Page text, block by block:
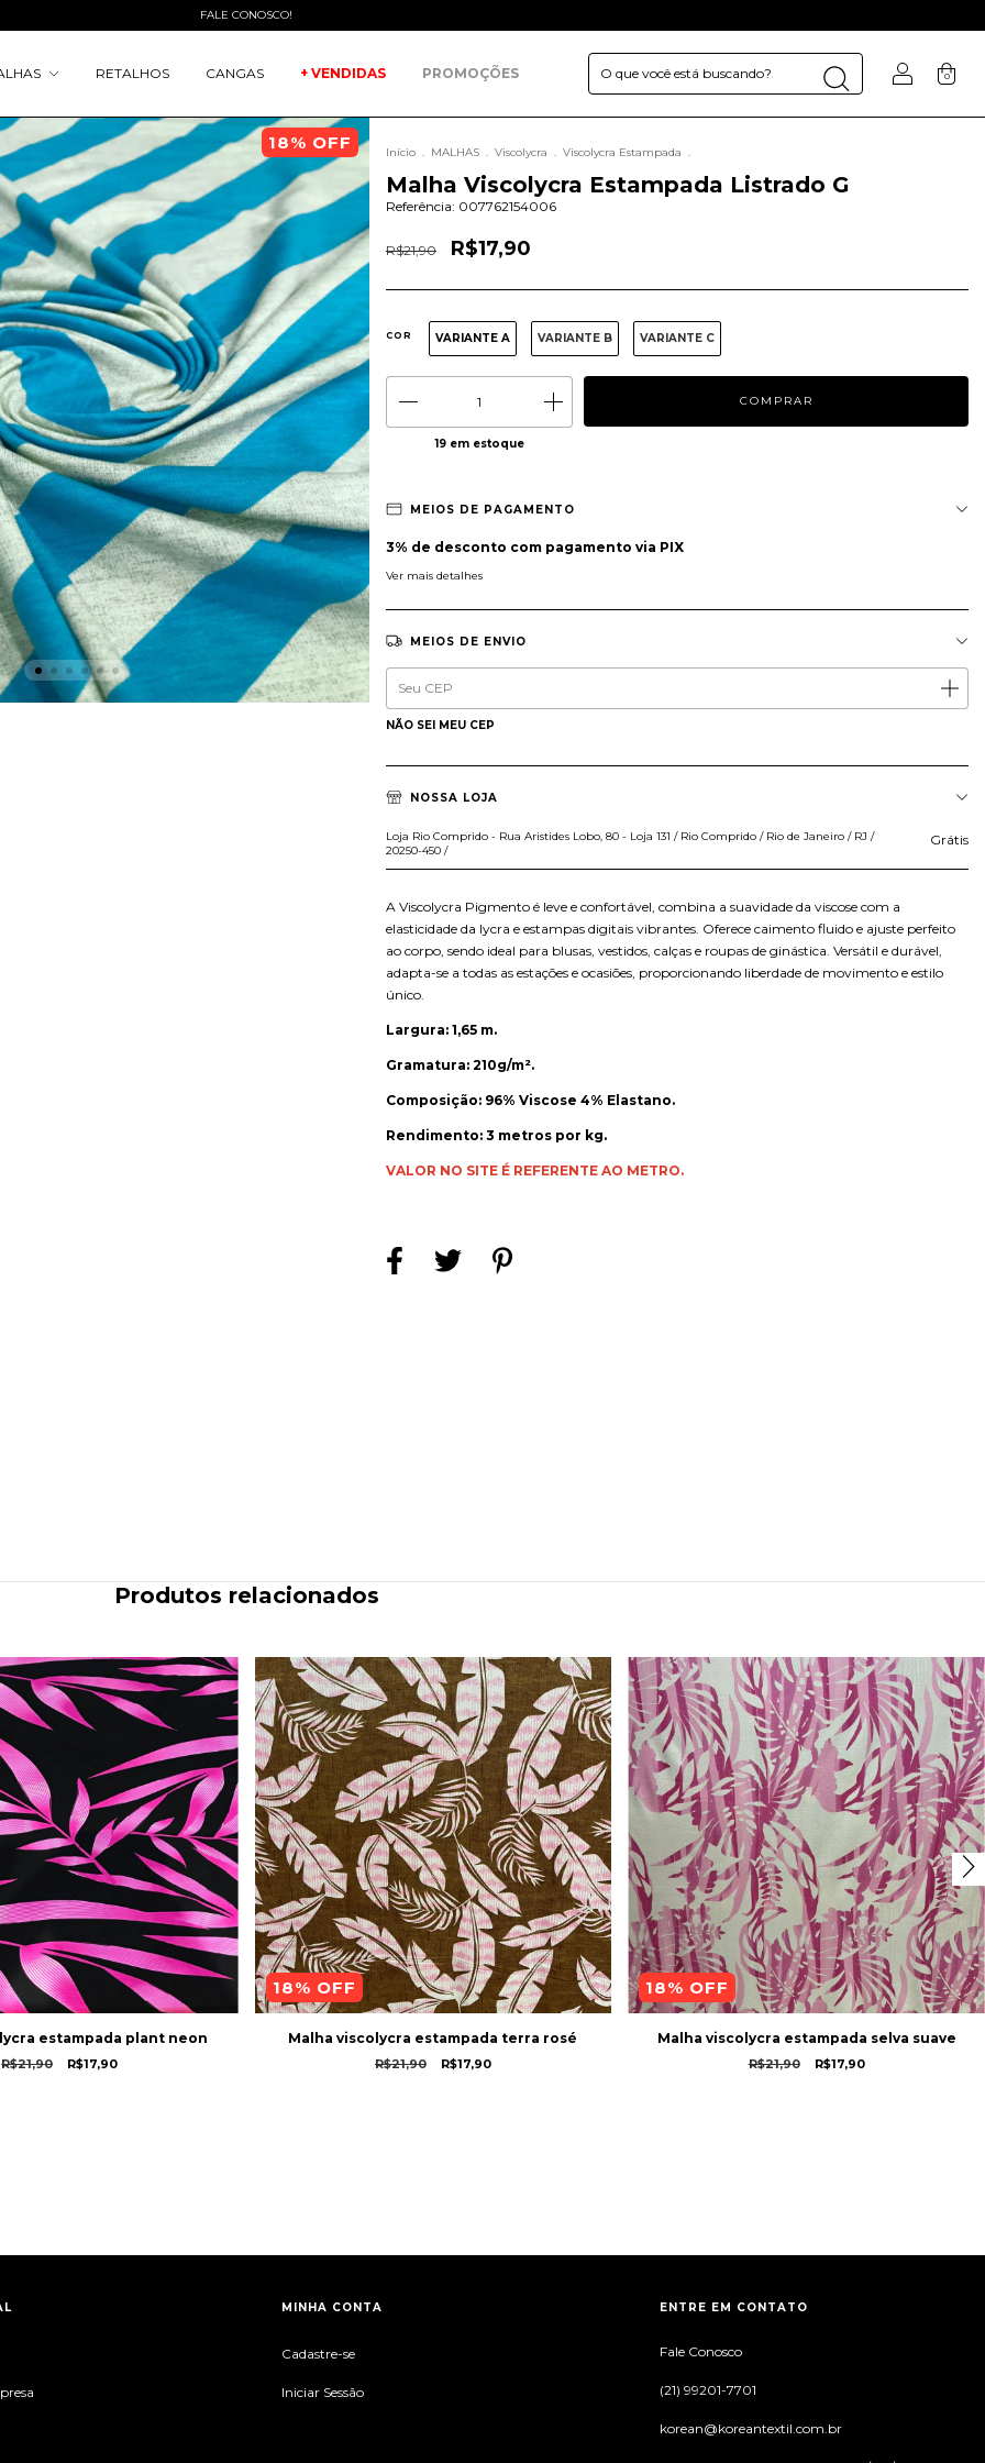
FALE CONOSCO!
RETALHOS CANGAS + VENDIDAS PROMOÇÕES 0
18% OFF Início . MALHAS . Viscolycra . Viscolycra Estampada .
Malha Viscolycra Estampada Listrado G
Referência: 007762154006
R$21,90 R$17,90
COR VARIANTE A VARIANTE B VARIANTE C
19em estoque
MEIOS DE PAGAMENTO
3% de desconto com pagamento via PIX
Ver mais detalhes
MEIOS DE ENVIO
Entregas para o CEP:
NÃO SEI MEU CEP
NOSSA LOJA
Loja Rio Comprido - Rua Aristides Lobo, 80 - Loja 131 / Rio Comprido / Rio de Janeiro / RJ /
20250-450 /
Grátis
A Viscolycra Pigmento é leve e confortável, combina a suavidade da viscose com a
elasticidade da lycra e estampas digitais vibrantes. Oferece caimento fluido e ajuste perfeito
ao corpo, sendo ideal para blusas, vestidos, calças e roupas de ginástica. Versátil e durável,
adapta-se a todas as estações e ocasiões, proporcionando liberdade de movimento e estilo
único.
Largura: 1,65 m.
Gramatura: 210g/m².
Composição: 96% Viscose 4% Elastano.
Rendimento: 3 metros por kg.
VALOR NO SITE É REFERENTE AO METRO.
Produtos relacionados
estampada plant neon
R$21,90 R$17,90
18% OFF
Malha viscolycra estampada terra rosé
R$21,90 R$17,90
18% OFF
Malha viscolycra estampada selva suave
R$21,90 R$17,90
MINHA CONTA
Cadastre-se
Iniciar Sessão
ENTRE EM CONTATO
Fale Conosco
(21) 99201-7701
korean@koreantextil.com.br